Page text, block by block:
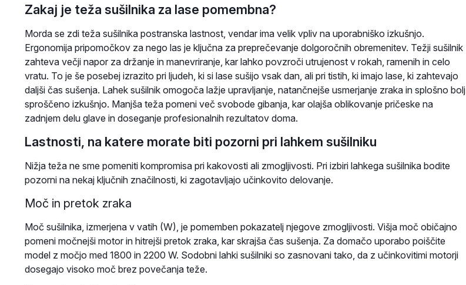
Zakaj je teža sušilnika za lase pomembna?
Morda se zdi teža sušilnika postranska lastnost, vendar ima velik vpliv na uporabniško izkušnjo.
Ergonomija pripomočkov za nego las je ključna za preprečevanje dolgoročnih obremenitev. Težji sušilnik
zahteva večji napor za držanje in manevriranje, kar lahko povzroči utrujenost v rokah, ramenih in celo
vratu. To je še posebej izrazito pri ljudeh, ki si lase sušijo vsak dan, ali pri tistih, ki imajo lase, ki zahtevajo
daljši čas sušenja. Lahek sušilnik omogoča lažje upravljanje, natančnejše usmerjanje zraka in splošno bolj
sproščeno izkušnjo. Manjša teža pomeni več svobode gibanja, kar olajša oblikovanje pričeske na
zadnjem delu glave in doseganje profesionalnih rezultatov doma.
Lastnosti, na katere morate biti pozorni pri lahkem sušilniku
Nižja teža ne sme pomeniti kompromisa pri kakovosti ali zmogljivosti. Pri izbiri lahkega sušilnika bodite
pozorni na nekaj ključnih značilnosti, ki zagotavljajo učinkovito delovanje.
Moč in pretok zraka
Moč sušilnika, izmerjena v vatih (W), je pomemben pokazatelj njegove zmogljivosti. Višja moč običajno
pomeni močnejši motor in hitrejši pretok zraka, kar skrajša čas sušenja. Za domačo uporabo poiščite
model z močjo med 1800 in 2200 W. Sodobni lahki sušilniki so zasnovani tako, da z učinkovitimi motorji
dosegajo visoko moč brez povečanja teže.